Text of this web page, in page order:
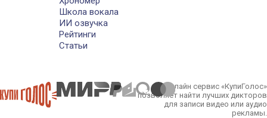
Школа вокала
ИИ озвучка
Рейтинги
Статьи
Онлайн сервис «КупиГолос»
позволяет найти лучших дикторов
для записи видео или аудио
рекламы.